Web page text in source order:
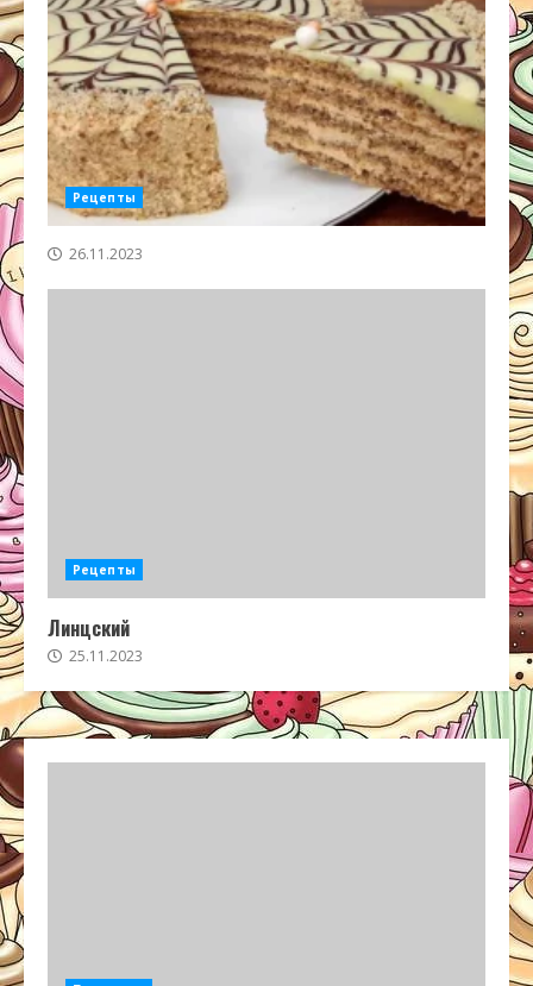
Рецепты
26.11.2023
Рецепты
Линцский
25.11.2023